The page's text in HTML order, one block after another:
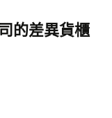
鍵
字:
的差異貨櫃